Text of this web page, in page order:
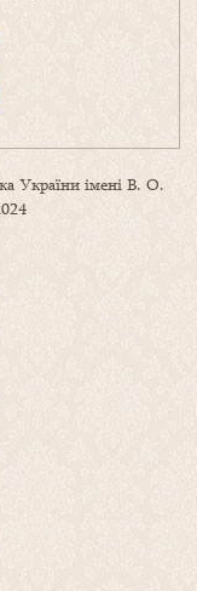
України імені В. О.